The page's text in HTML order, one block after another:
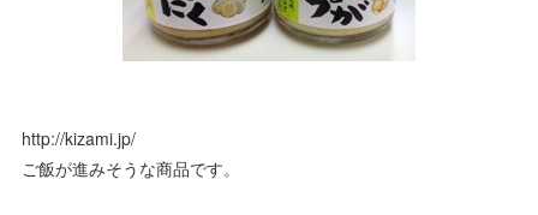
http://kizami.jp/
ご飯が進みそうな商品です。